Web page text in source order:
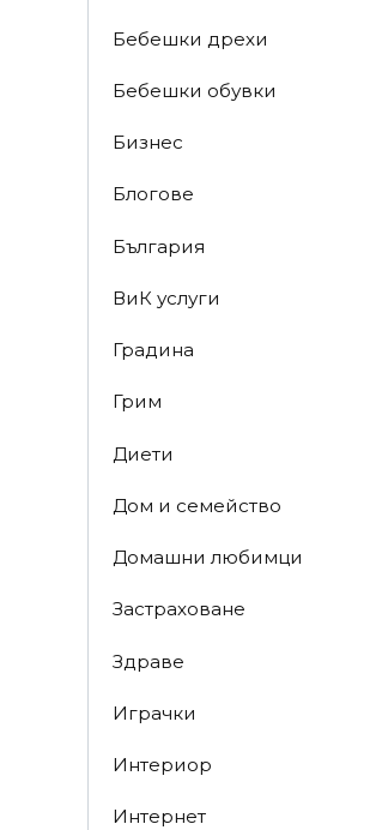
Бебешки дрехи
Бебешки обувки
Бизнес
Блогове
България
ВиК услуги
Градина
Грим
Диети
Дом и семейство
Домашни любимци
Застраховане
Здраве
Играчки
Интериор
Интернет